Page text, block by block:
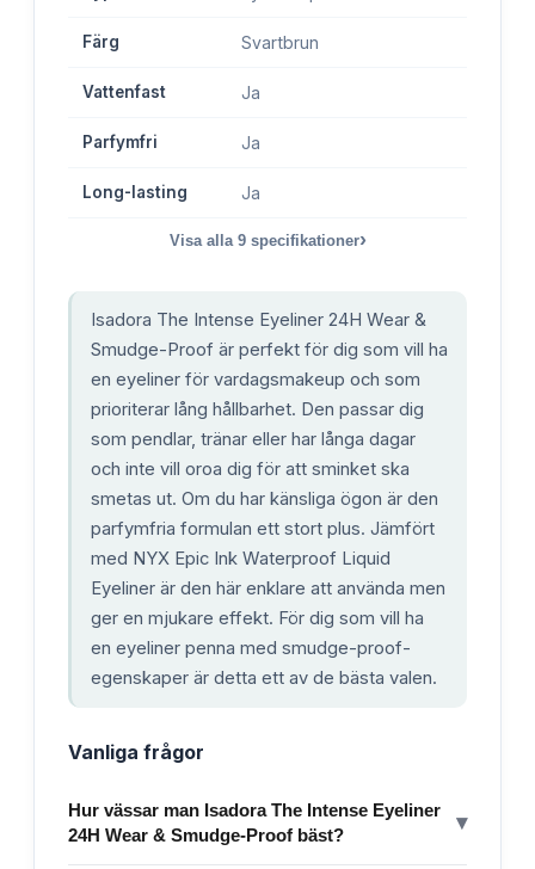
Färg Svartbrun
Vattenfast Ja
Parfymfri Ja
Long-lasting Ja
Visa alla 9specifikationer›
Isadora The Intense Eyeliner 24H Wear &
Smudge-Proof är perfekt för dig som vill ha
en eyeliner för vardagsmakeup och som
prioriterar lång hållbarhet. Den passar dig
som pendlar, tränar eller har långa dagar
och inte vill oroa dig för att sminket ska
smetas ut. Om du har känsliga ögon är den
parfymfria formulan ett stort plus. Jämfört
med NYX Epic Ink Waterproof Liquid
Eyeliner är den här enklare att använda men
ger en mjukare effekt. För dig som vill ha
en eyeliner penna med smudge-proof-
egenskaper är detta ett av de bästa valen.
Vanliga frågor
Hur vässar man Isadora The Intense Eyeliner
24H Wear & Smudge-Proof bäst?
▾